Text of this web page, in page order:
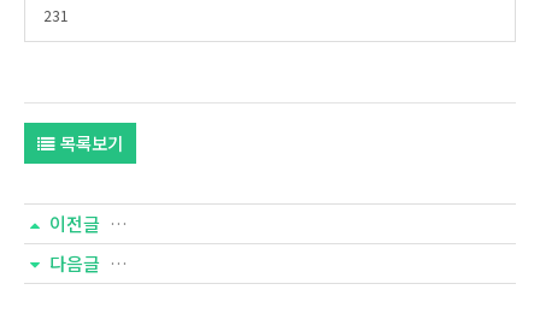
231
목록보기
이전글 [국민일보] 한국도 미국도 ‘마음 돌봄’ 위한 교회의 준비
다음글 [국민일보] 이주민 선교 ‘필요하다’ 99%…실행은 ‘걸음마